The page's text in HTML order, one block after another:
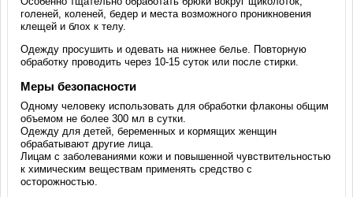
голеней, коленей, бедер и места возможного проникновения
клещей и блох к телу.
Одежду просушить и одевать на нижнее белье. Повторную
обработку проводить через 10-15 суток или после стирки.
Меры безопасности
Одному человеку использовать для обработки флаконы общим
объемом не более 300 мл в сутки.
Одежду для детей, беременных и кормящих женщин
обрабатывают другие лица.
Лицам с заболеваниями кожи и повышенной чувствительностью
к химическим веществам применять средство с
осторожностью.